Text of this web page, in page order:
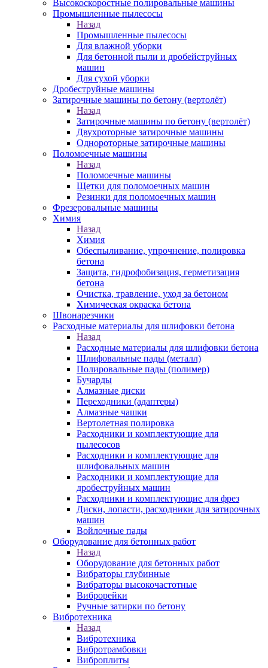
Высокоскоростные полировальные машины
Промышленные пылесосы
Назад
Промышленные пылесосы
Для влажной уборки
Для бетонной пыли и дробейструйных
машин
Для сухой уборки
Дробеструйные машины
Затирочные машины по бетону (вертолёт)
Назад
Затирочные машины по бетону (вертолёт)
Двухроторные затирочные машины
Однороторные затирочные машины
Поломоечные машины
Назад
Поломоечные машины
Щетки для поломоечных машин
Резинки для поломоечных машин
Фрезеровальные машины
Химия
Назад
Химия
Обеспыливание, упрочнение, полировка
бетона
Защита, гидрофобизация, герметизация
бетона
Очистка, травление, уход за бетоном
Химическая окраска бетона
Швонарезчики
Расходные материалы для шлифовки бетона
Назад
Расходные материалы для шлифовки бетона
Шлифовальные пады (металл)
Полировальные пады (полимер)
Бучарды
Алмазные диски
Переходники (адаптеры)
Алмазные чашки
Вертолетная полировка
Расходники и комплектующие для
пылесосов
Расходники и комплектующие для
шлифовальных машин
Расходники и комплектующие для
дробеструйных машин
Расходники и комплектующие для фрез
Диски, лопасти, расходники для затирочных
машин
Войлочные пады
Оборудование для бетонных работ
Назад
Оборудование для бетонных работ
Вибраторы глубинные
Вибраторы высокочастотные
Виброрейки
Ручные затирки по бетону
Вибротехника
Назад
Вибротехника
Вибротрамбовки
Виброплиты